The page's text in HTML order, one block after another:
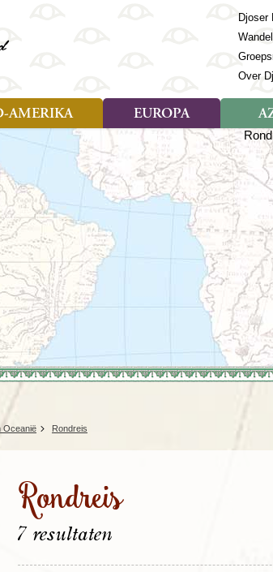
Djoser
Over
Mozambique
Namibië
Sao Tomé en Principe
Swaziland
Tanzania
Togo
Zambia
Zanzibar
Zimbabwe
AMERIKA
Belize
Bolivia
Brazilië
Chili
Colombia
Costa Rica
Cuba
Ecuador
El Salvador
(Frans) Guyana
Galapagos
Guatemala
Honduras
Mexico
Nicaragua
Paaseiland
Paraguay
Suriname
EUROPA
Soort reizen
Rondreis (28)
Familiereis (11)
Fietsreis (8)
Wandelreis (23)
Soort
Cultuur
Natuur
Nieuwe
dagen
Oceanië Rondreis
Rondreis
7 resultaten